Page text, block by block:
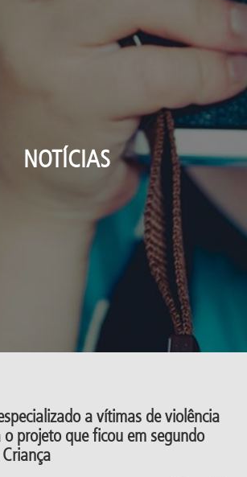
NOTÍCIAS
a vítimas de violência
projeto que ficou em segundo